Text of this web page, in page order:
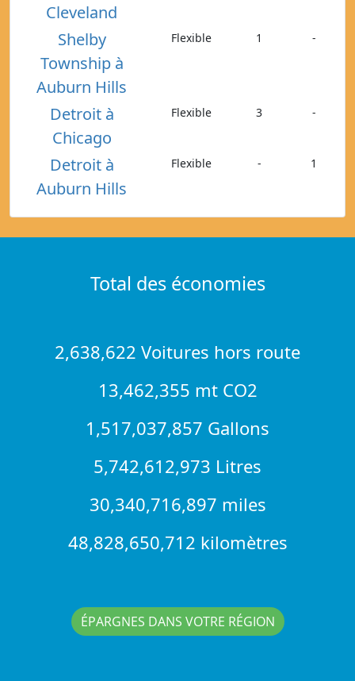
Cleveland
Shelby
Township à
Auburn Hills
Flexible 1 -
Detroit à
Chicago
Flexible 3 -
Detroit à
Auburn Hills
Flexible - 1
Total des économies
2,638,622 Voitures hors route
13,462,355 mt CO2
1,517,037,857 Gallons
5,742,612,973 Litres
30,340,716,897 miles
48,828,650,712 kilomètres
ÉPARGNES DANS VOTRE RÉGION